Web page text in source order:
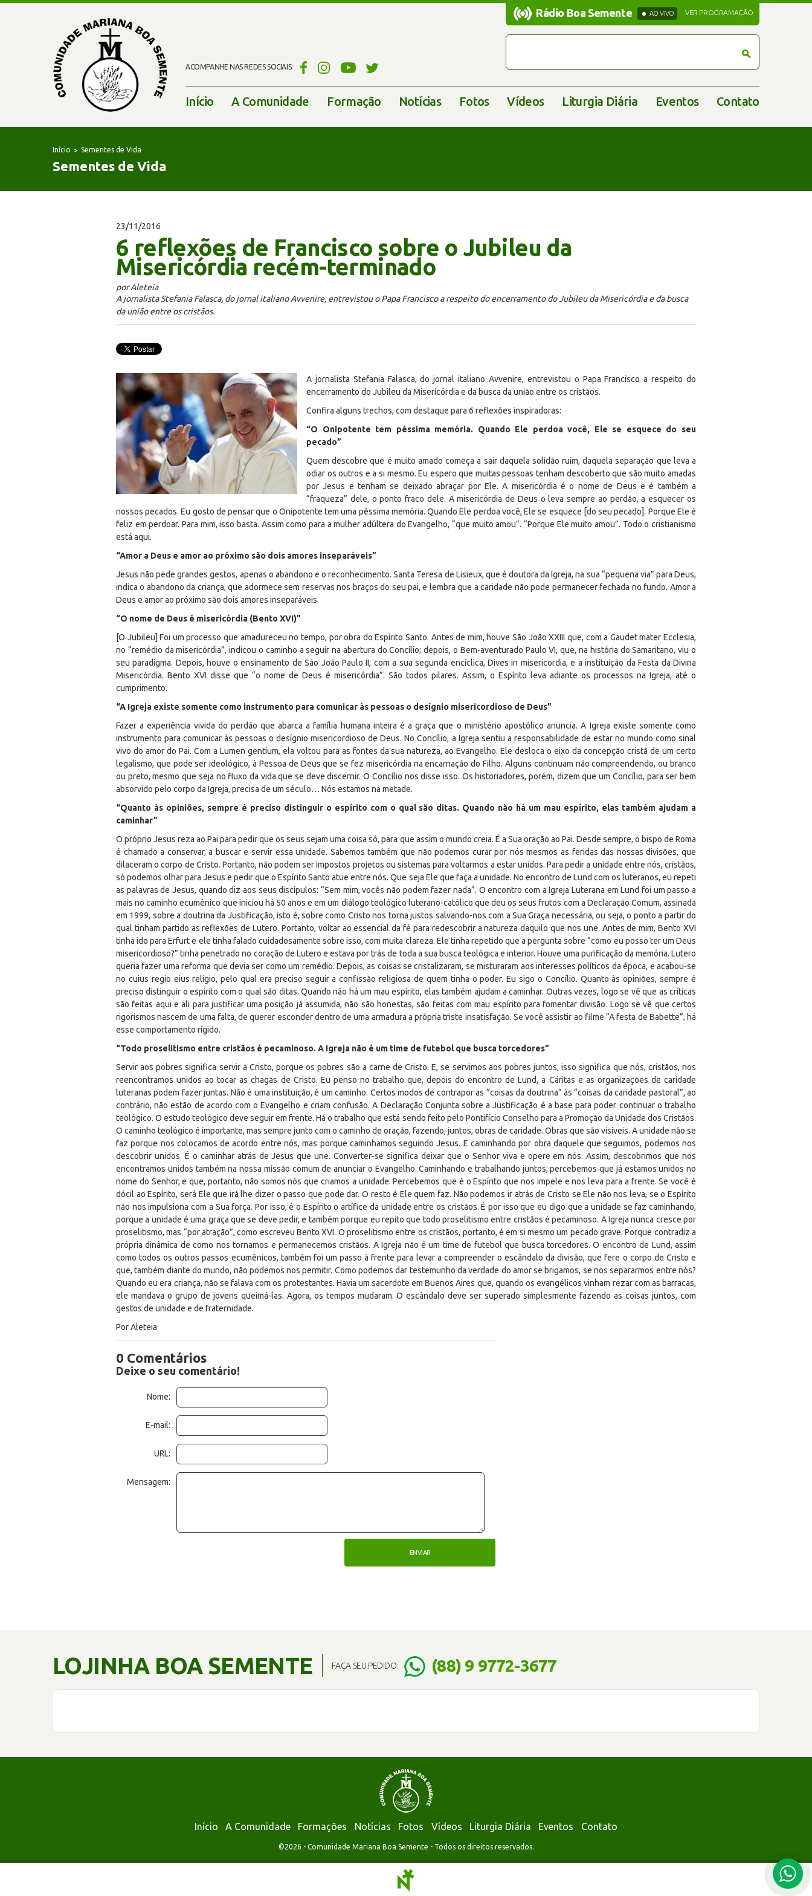
ACOMPANHE NAS REDES SOCIAIS:
Rádio Boa Semente
Rádio Boa Semente AO VIVO VER PROGRAMAÇÃO
Início A Comunidade Formação Notícias Fotos Vídeos Liturgia Diária Eventos Contato
Início Sementes de Vida
Sementes de Vida
23/11/2016
6 reflexões de Francisco sobre o Jubileu da
Misericórdia recém-terminado
por Aleteia
A jornalista Stefania Falasca, do jornal italiano Avvenire, entrevistou o Papa Francisco a respeito do encerramento do Jubileu da Misericórdia e da busca
da união entre os cristãos.
A jornalista Stefania Falasca, do jornal italiano Avvenire, entrevistou o Papa Francisco a respeito do
encerramento do Jubileu da Misericórdia e da busca da união entre os cristãos.
Confira alguns trechos, com destaque para 6 reflexões inspiradoras:
“O Onipotente tem péssima memória. Quando Ele perdoa você, Ele se esquece do seu
pecado”
Quem descobre que é muito amado começa a sair daquela solidão ruim, daquela separação que leva a
odiar os outros e a si mesmo. Eu espero que muitas pessoas tenham descoberto que são muito amadas
por Jesus e tenham se deixado abraçar por Ele. A misericórdia é o nome de Deus e é também a
“fraqueza” dele, o ponto fraco dele. A misericórdia de Deus o leva sempre ao perdão, a esquecer os
nossos pecados. Eu gosto de pensar que o Onipotente tem uma péssima memória. Quando Ele perdoa você, Ele se esquece [do seu pecado]. Porque Ele é
feliz em perdoar. Para mim, isso basta. Assim como para a mulher adúltera do Evangelho, “que muito amou”. “Porque Ele muito amou”. Todo o cristianismo
está aqui.
“Amor a Deus e amor ao próximo são dois amores inseparáveis”
Jesus não pede grandes gestos, apenas o abandono e o reconhecimento. Santa Teresa de Lisieux, que é doutora da Igreja, na sua “pequena via” para Deus,
indica o abandono da criança, que adormece sem reservas nos braços do seu pai, e lembra que a caridade não pode permanecer fechada no fundo. Amor a
Deus e amor ao próximo são dois amores inseparáveis.
“O nome de Deus é misericórdia (Bento XVI)”
[O Jubileu] Foi um processo que amadureceu no tempo, por obra do Espírito Santo. Antes de mim, houve São João XXIII que, com a Gaudet mater Ecclesia,
no “remédio da misericórdia”, indicou o caminho a seguir na abertura do Concílio; depois, o Bem-aventurado Paulo VI, que, na história do Samaritano, viu o
seu paradigma. Depois, houve o ensinamento de São João Paulo II, com a sua segunda encíclica,Dives in misericordia, e a instituição da Festa da Divina
Misericórdia. Bento XVI disse que “o nome de Deus é misericórdia”. São todos pilares. Assim, o Espírito leva adiante os processos na Igreja, até o
cumprimento.
“A Igreja existe somente como instrumento para comunicar às pessoas o desígnio misericordioso de Deus”
Fazer a experiência vivida do perdão que abarca a família humana inteira é a graça que o ministério apostólico anuncia. A Igreja existe somente como
instrumento para comunicar às pessoas o desígnio misericordioso de Deus. No Concílio, a Igreja sentiu a responsabilidade de estar no mundo como sinal
vivo do amor do Pai. Com a Lumen gentium, ela voltou para as fontes da sua natureza, ao Evangelho. Ele desloca o eixo da concepção cristã de um certo
legalismo, que pode ser ideológico, à Pessoa de Deus que se fez misericórdia na encarnação do Filho. Alguns continuam não compreendendo, ou branco
ou preto, mesmo que seja no fluxo da vida que se deve discernir. O Concílio nos disse isso. Os historiadores, porém, dizem que um Concílio, para ser bem
absorvido pelo corpo da Igreja, precisa de um século… Nós estamos na metade.
“Quanto às opiniões, sempre é preciso distinguir o espírito com o qual são ditas. Quando não há um mau espírito, elas também ajudam a
caminhar”
O próprio Jesus reza ao Pai para pedir que os seus sejam uma coisa só, para que assim o mundo creia. É a Sua oração ao Pai. Desde sempre, o bispo de Roma
é chamado a conservar, a buscar e servir essa unidade. Sabemos também que não podemos curar por nós mesmos as feridas das nossas divisões, que
dilaceram o corpo de Cristo. Portanto, não podem ser impostos projetos ou sistemas para voltarmos a estar unidos. Para pedir a unidade entre nós, cristãos,
só podemos olhar para Jesus e pedir que o Espírito Santo atue entre nós. Que seja Ele que faça a unidade. No encontro de Lund com os luteranos, eu repeti
as palavras de Jesus, quando diz aos seus discípulos: “Sem mim, vocês não podem fazer nada”. O encontro com a Igreja Luterana em Lund foi um passo a
mais no caminho ecumênico que iniciou há 50 anos e em um diálogo teológico luterano-católico que deu os seus frutos com a Declaração Comum, assinada
em 1999, sobre a doutrina da Justificação, isto é, sobre como Cristo nos torna justos salvando-nos com a Sua Graça necessária, ou seja, o ponto a partir do
qual tinham partido as reflexões de Lutero. Portanto, voltar ao essencial da fé para redescobrir a natureza daquilo que nos une. Antes de mim, Bento XVI
tinha ido para Erfurt e ele tinha falado cuidadosamente sobre isso, com muita clareza. Ele tinha repetido que a pergunta sobre “como eu posso ter um Deus
misericordioso?” tinha penetrado no coração de Lutero e estava por trás de toda a sua busca teológica e interior. Houve uma purificação da memória. Lutero
queria fazer uma reforma que devia ser como um remédio. Depois, as coisas se cristalizaram, se misturaram aos interesses políticos da época, e acabou-se
no cuius regio eius religio, pelo qual era preciso seguir a confissão religiosa de quem tinha o poder. Eu sigo o Concílio. Quanto às opiniões, sempre é
preciso distinguir o espírito com o qual são ditas. Quando não há um mau espírito, elas também ajudam a caminhar. Outras vezes, logo se vê que as críticas
são feitas aqui e ali para justificar uma posição já assumida, não são honestas, são feitas com mau espírito para fomentar divisão. Logo se vê que certos
rigorismos nascem de uma falta, de querer esconder dentro de uma armadura a própria triste insatisfação. Se você assistir ao filme “A festa de Babette”, há
esse comportamento rígido.
“Todo proselitismo entre cristãos é pecaminoso. A Igreja não é um time de futebol que busca torcedores”
Servir aos pobres significa servir a Cristo, porque os pobres são a carne de Cristo. E, se servimos aos pobres juntos, isso significa que nós, cristãos, nos
reencontramos unidos ao tocar as chagas de Cristo. Eu penso no trabalho que, depois do encontro de Lund, a Cáritas e as organizações de caridade
luteranas podem fazer juntas. Não é uma instituição, é um caminho. Certos modos de contrapor as “coisas da doutrina” às “coisas da caridade pastoral”, ao
contrário, não estão de acordo com o Evangelho e criam confusão. A Declaração Conjunta sobre a Justificação é a base para poder continuar o trabalho
teológico. O estudo teológico deve seguir em frente. Há o trabalho que está sendo feito pelo Pontifício Conselho para a Promoção da Unidade dos Cristãos.
O caminho teológico é importante, mas sempre junto com o caminho de oração, fazendo, juntos, obras de caridade. Obras que são visíveis. A unidade não se
faz porque nos colocamos de acordo entre nós, mas porque caminhamos seguindo Jesus. E caminhando por obra daquele que seguimos, podemos nos
descobrir unidos. É o caminhar atrás de Jesus que une. Converter-se significa deixar que o Senhor viva e opere em nós. Assim, descobrimos que nos
encontramos unidos também na nossa missão comum de anunciar o Evangelho. Caminhando e trabalhando juntos, percebemos que já estamos unidos no
nome do Senhor, e que, portanto, não somos nós que criamos a unidade. Percebemos que é o Espírito que nos impele e nos leva para a frente. Se você é
dócil ao Espírito, será Ele que irá lhe dizer o passo que pode dar. O resto é Ele quem faz. Não podemos ir atrás de Cristo se Ele não nos leva, se o Espírito
não nos impulsiona com a Sua força. Por isso, é o Espírito o artífice da unidade entre os cristãos. É por isso que eu digo que a unidade se faz caminhando,
porque a unidade é uma graça que se deve pedir, e também porque eu repito que todo proselitismo entre cristãos é pecaminoso. A Igreja nunca cresce por
proselitismo, mas “por atração”, como escreveu Bento XVI. O proselitismo entre os cristãos, portanto, é em si mesmo um pecado grave. Porque contradiz a
própria dinâmica de como nos tornamos e permanecemos cristãos. A Igreja não é um time de futebol que busca torcedores. O encontro de Lund, assim
como todos os outros passos ecumênicos, também foi um passo à frente para levar a compreender o escândalo da divisão, que fere o corpo de Cristo e
que, também diante do mundo, não podemos nos permitir. Como podemos dar testemunho da verdade do amor se brigamos, se nos separarmos entre nós?
Quando eu era criança, não se falava com os protestantes. Havia um sacerdote em Buenos Aires que, quando os evangélicos vinham rezar com as barracas,
ele mandava o grupo de jovens queimá-las. Agora, os tempos mudaram. O escândalo deve ser superado simplesmente fazendo as coisas juntos, com
gestos de unidade e de fraternidade.
Por Aleteia
0 Comentários
Deixe o seu comentário!
Nome:
E-mail:
URL:
Mensagem:
LOJINHA BOA SEMENTE FAÇA SEU PEDIDO: (88) 9 9772-3677
Início A Comunidade Formações Notícias Fotos Vídeos Liturgia Diária Eventos Contato
©2026 - Comunidade Mariana Boa Semente - Todos os direitos reservados.